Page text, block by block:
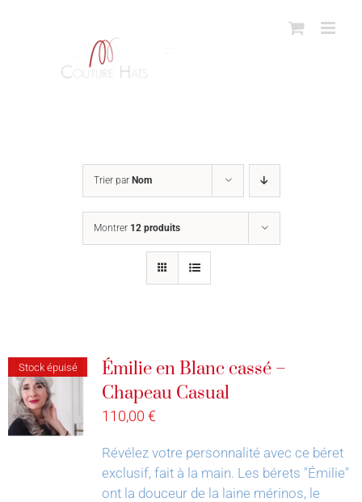
Trier par Nom
Montrer 12 produits
Stock épuisé
Émilie en Blanc cassé –
Chapeau Casual
110,00 €
Révélez votre personnalité avec ce béret
exclusif, fait à la main. Les bérets "Émilie"
ont la douceur de la laine mérinos, le